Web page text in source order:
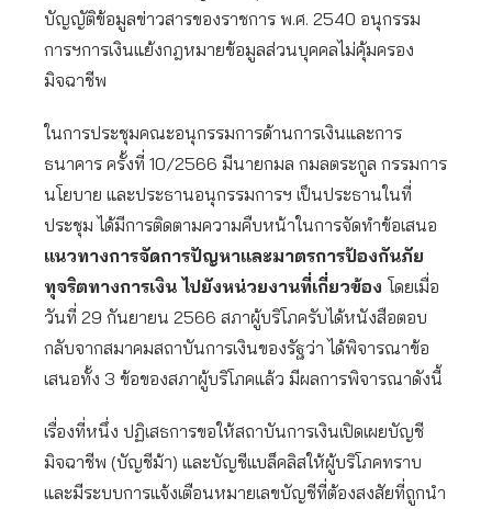
บัญญัติข้อมูลข่าวสารของราชการ พ.ศ. 2540 อนุกรรม
การฯการเงินแย้งกฎหมายข้อมูลส่วนบุคคลไม่คุ้มครอง
มิจฉาชีพ
ในการประชุมคณะอนุกรรมการด้านการเงินและการ
ธนาคาร ครั้งที่ 10/2566 มีนายกมล กมลตระกูล กรรมการ
นโยบาย และประธานอนุกรรมการฯ เป็นประธานในที่
ประชุม ได้มีการติดตามความคืบหน้าในการจัดทำข้อเสนอ
แนวทางการจัดการปัญหาและมาตรการป้องกันภัย
ทุจริตทางการเงิน ไปยังหน่วยงานที่เกี่ยวข้อง โดยเมื่อ
วันที่ 29 กันยายน 2566 สภาผู้บริโภครับได้หนังสือตอบ
กลับจากสมาคมสถาบันการเงินของรัฐว่า ได้พิจารณาข้อ
เสนอทั้ง 3 ข้อของสภาผู้บริโภคแล้ว มีผลการพิจารณาดังนี้
เรื่องที่หนึ่ง ปฏิเสธการขอให้สถาบันการเงินเปิดเผยบัญชี
มิจฉาชีพ (บัญชีม้า) และบัญชีแบล็คลิสให้ผู้บริโภคทราบ
และมีระบบการแจ้งเตือนหมายเลขบัญชีที่ต้องสงสัยที่ถูกนำ